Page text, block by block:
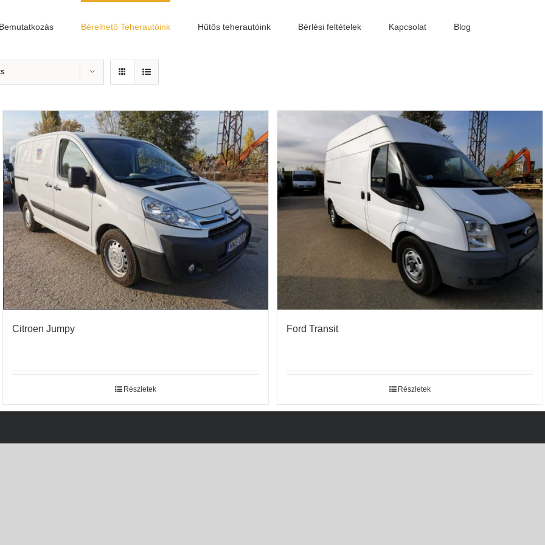
Bemutatkozás Bérelhető Teherautóink Hűtős teherautóink Bérlési feltételek Kapcsolat Blog
Citroen Jumpy
Részletek
Ford Transit
Részletek